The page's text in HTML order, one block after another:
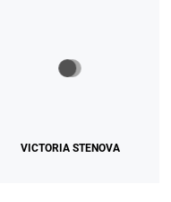
VICTORIA STENOVA